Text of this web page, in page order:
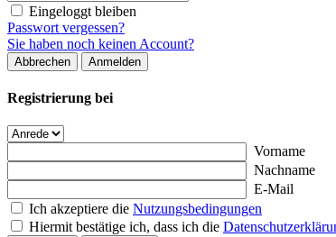
Eingeloggt bleiben
Passwort vergessen?
Sie haben noch keinen Account?
Abbrechen Anmelden
Registrierung bei
Vorname
Nachname
E-Mail
Ich akzeptiere die Nutzungsbedingungen
Hiermit bestätige ich, dass ich die